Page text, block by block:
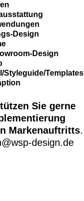
Design
Design
Styleguide/Templates
Sie gerne
Markenauftritts.
design.de